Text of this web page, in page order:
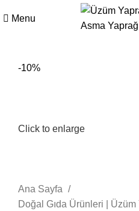
Menu
-10%
Click to enlarge
Ana Sayfa
Doğal Gıda Ürünleri |